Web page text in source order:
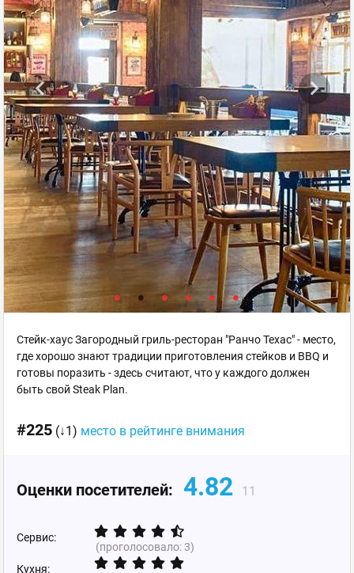
Стейк-хаус Загородный гриль-ресторан "Ранчо Техас" - место,
где хорошо знают традиции приготовления стейков и BBQ и
готовы поразить - здесь считают, что у каждого должен
быть свой Steak Plan.
#225 (↓1) место в рейтинге внимания
Оценки посетителей: 4.82 11
Сервис:
(проголосовало:3)
Кухня: